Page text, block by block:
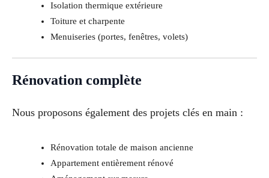
Isolation thermique extérieure
Toiture et charpente
Menuiseries (portes, fenêtres, volets)
Rénovation complète
Nous proposons également des projets clés en main :
Rénovation totale de maison ancienne
Appartement entièrement rénové